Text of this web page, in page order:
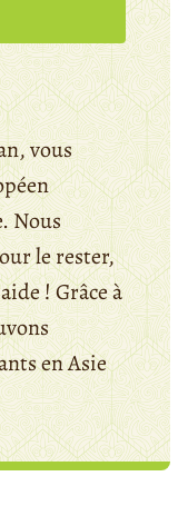
vous
Nous
le rester,
! Grâce à
en Asie